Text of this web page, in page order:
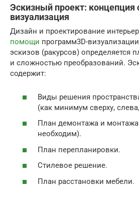
Эскизный проект: концепция
визуализация
Дизайн и проектирование
помощи программ3D-
эскизов (ракурсов)
и сложностью преобразований.
содержит:
Виды решения
(как минимум сверху,
План демонтажа и монтажа
необходим).
План перепланировки.
Стилевое решение.
План расстановки мебели.